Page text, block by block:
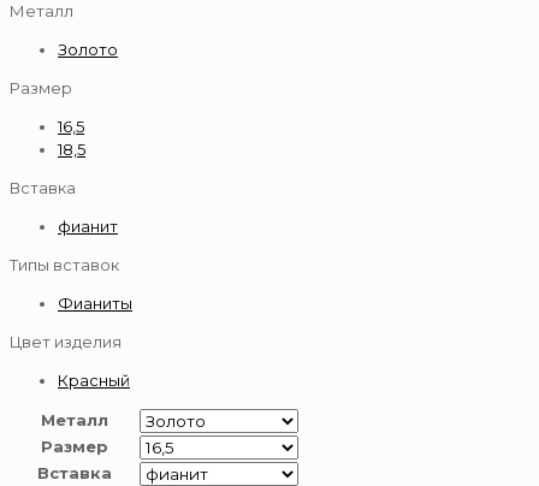
Металл
Золото
Размер
16,5
18,5
Вставка
фианит
Типы вставок
Фианиты
Цвет изделия
Красный
Металл
Размер
Вставка